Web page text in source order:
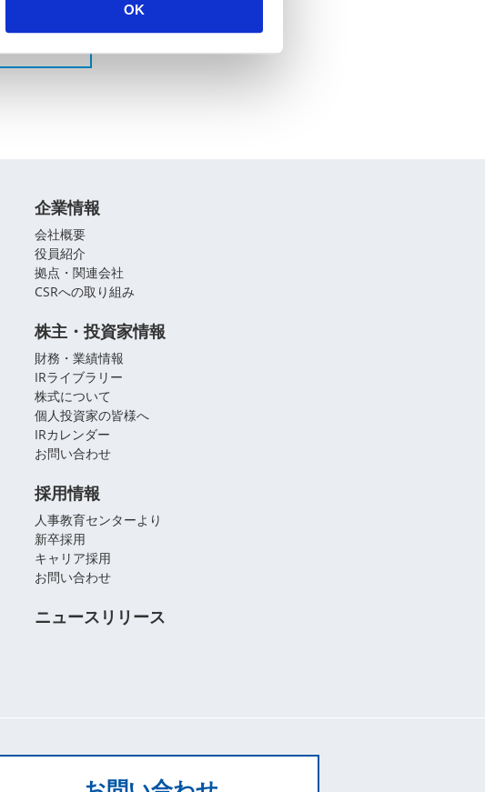
OK
企業情報
会社概要
役員紹介
拠点・関連会社
CSRへの取り組み
株主・投資家情報
財務・業績情報
IRライブラリー
株式について
個人投資家の皆様へ
IRカレンダー
お問い合わせ
採用情報
人事教育センターより
新卒採用
キャリア採用
お問い合わせ
ニュースリリース